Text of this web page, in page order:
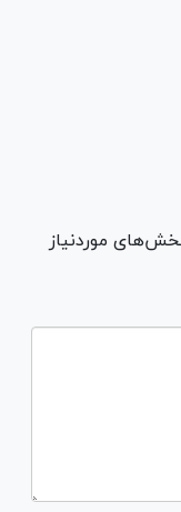
موردنیاز